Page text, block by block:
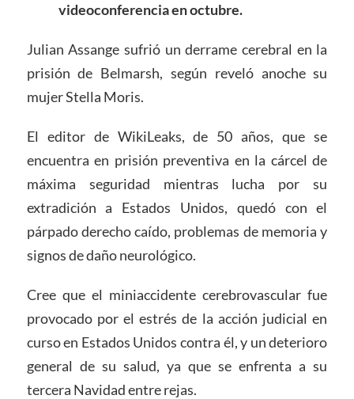
videoconferencia en octubre.
Julian Assange sufrió un derrame cerebral en la
prisión de Belmarsh, según reveló anoche su
mujer Stella Moris.
El editor de WikiLeaks, de 50 años, que se
encuentra en prisión preventiva en la cárcel de
máxima seguridad mientras lucha por su
extradición a Estados Unidos, quedó con el
párpado derecho caído, problemas de memoria y
signos de daño neurológico.
Cree que el miniaccidente cerebrovascular fue
provocado por el estrés de la acción judicial en
curso en Estados Unidos contra él, y un deterioro
general de su salud, ya que se enfrenta a su
tercera Navidad entre rejas.